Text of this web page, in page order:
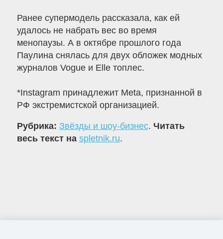
Ранее супермодель рассказала, как ей
удалось не набрать вес во время
менопаузы. А в октябре прошлого года
Паулина снялась для двух обложек модных
журналов Vogue и Elle топлес.
*Instagram принадлежит Meta, признанной в
РФ экстремистской организацией.
Рубрика: Звёзды и шоу-бизнес. Читать
весь текст на spletnik.ru.